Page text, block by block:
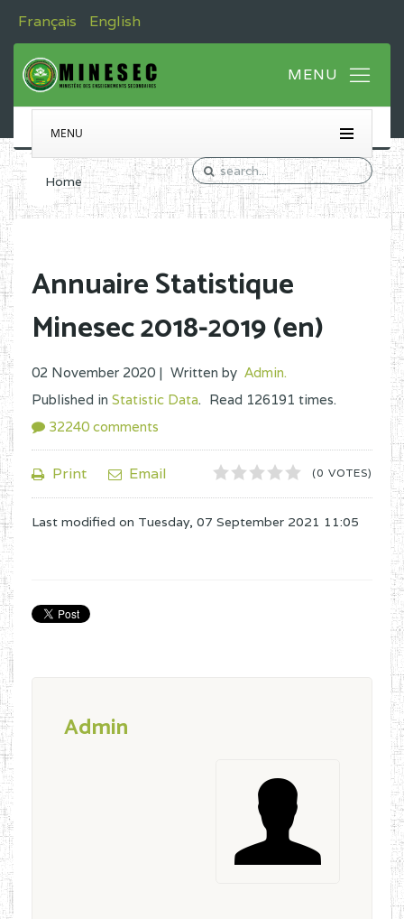
Français English
MENU
Home
Annuaire Statistique
Minesec 2018-2019 (en)
02 November 2020 | Written by Admin.
Published in Statistic Data. Read 126191 times.
32240 comments
Print Email 1
2
3
4
5
(0 VOTES)
Last modified on Tuesday, 07 September 2021 11:05
Admin